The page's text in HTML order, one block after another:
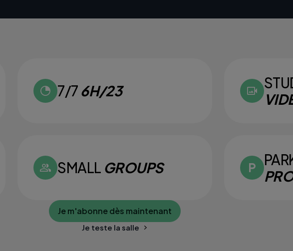
7/7 6H/23
SMALL GROUPS
Je m'abonne dès maintenant
Je teste la salle